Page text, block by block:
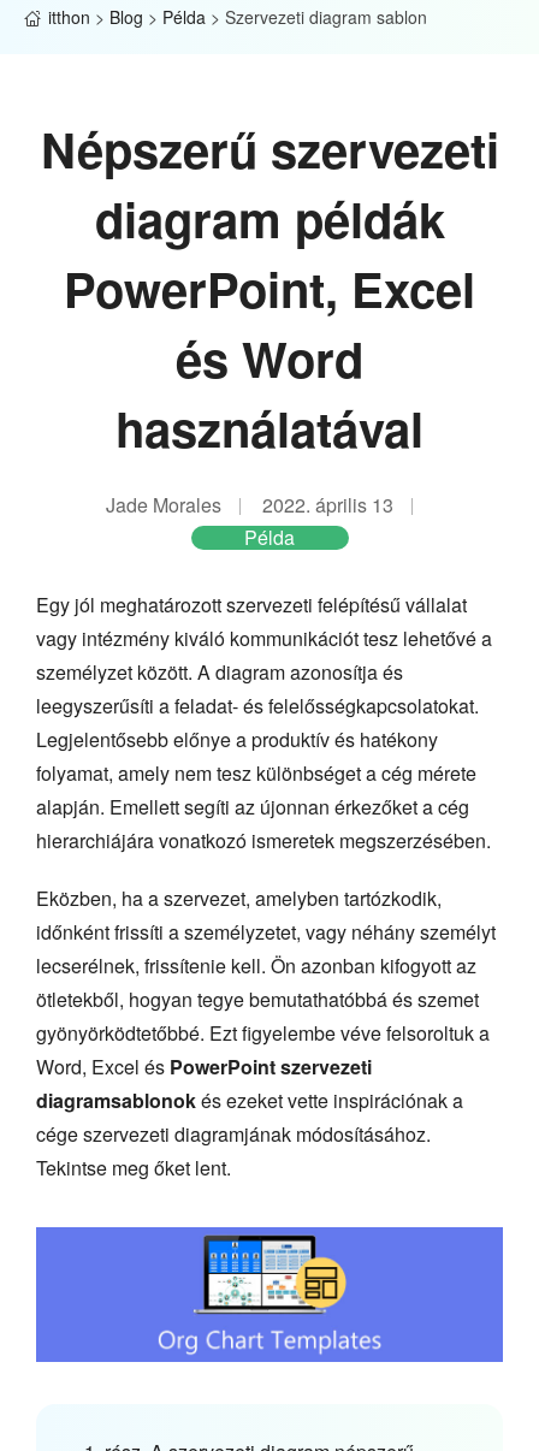
itthon > Blog > Példa > Szervezeti diagram sablon
Népszerű szervezeti
diagram példák
PowerPoint, Excel
és Word
használatával
Jade Morales
2022. április 13
Példa
Egy jól meghatározott szervezeti felépítésű vállalat
vagy intézmény kiváló kommunikációt tesz lehetővé a
személyzet között. A diagram azonosítja és
leegyszerűsíti a feladat- és felelősségkapcsolatokat.
Legjelentősebb előnye a produktív és hatékony
folyamat, amely nem tesz különbséget a cég mérete
alapján. Emellett segíti az újonnan érkezőket a cég
hierarchiájára vonatkozó ismeretek megszerzésében.
Eközben, ha a szervezet, amelyben tartózkodik,
időnként frissíti a személyzetet, vagy néhány személyt
lecserélnek, frissítenie kell. Ön azonban kifogyott az
ötletekből, hogyan tegye bemutathatóbbá és szemet
gyönyörködtetőbbé. Ezt figyelembe véve felsoroltuk a
Word, Excel és PowerPoint szervezeti
diagramsablonokés ezeket vette inspirációnak a
cége szervezeti diagramjának módosításához.
Tekintse meg őket lent.